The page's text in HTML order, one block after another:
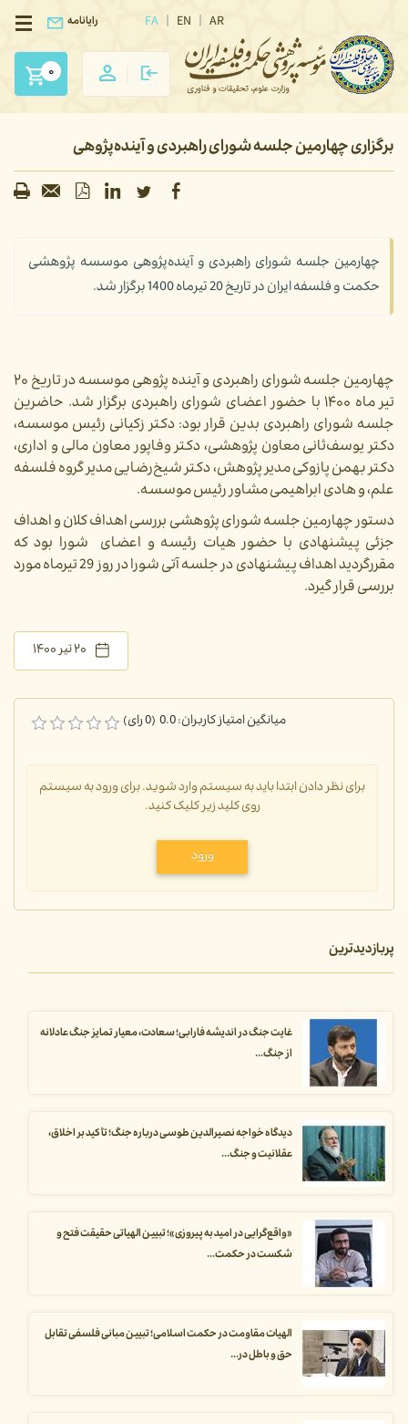
FA EN AR رایانامه
0
برگزاری چهارمین جلسه شورای راهبردی و آینده‌پژوهی
چهارمین جلسه شورای راهبردی و آینده‌پژوهی موسسه پژوهشی
حکمت و فلسفه ایران در تاریخ 20 تیرماه 1400 برگزار شد.
چهارمین جلسه شورای راهبردی و آینده پژوهی موسسه در تاریخ ۲۰
تیر ماه ۱۴۰۰ با حضور اعضای شورای راهبردی برگزار شد. حاضرین
جلسه شورای راهبردی بدین قرار بود: دکتر زکیانی رئیس موسسه،
دکتر یوسف‌ثانی معاون پژوهشی، دکتر وفاپور معاون مالی و اداری،
دکتر بهمن پازوکی مدیر پژوهش، دکتر شیخ‌رضایی مدیر گروه فلسفه
علم، و هادی ابراهیمی مشاور رئیس موسسه.
دستور چهارمین جلسه شورای پژوهشی بررسی اهداف کلان و اهداف
جزئی پیشنهادی با حضور هیات رئیسه و اعضای شورا بود که
مقررگردید اهداف پیشنهادی در جلسه آتی شورا در روز 29 تیرماه مورد
بررسی قرار گیرد.
۲۰ تیر ۱۴۰۰
میانگین امتیاز کاربران: 0.0 (0 رای)
برای نظر دادن ابتدا باید به سیستم وارد شوید. برای ورود به سیستم
روی کلید زیر کلیک کنید.
ورود
پربازدیدترین
غایت جنگ در اندیشه فارابی؛ سعادت، معیار تمایز جنگ عادلانه
از جنگ...
دیدگاه خواجه نصیرالدین طوسی درباره جنگ؛ تأکید بر اخلاق،
عقلانیت و جنگ...
«واقع‌گرایی در امید به پیروزی»؛ تبیین الهیاتی حقیقت فتح و
شکست در حکمت...
الهیات مقاومت در حکمت اسلامی؛ تبیین مبانی فلسفی تقابل
حق و باطل در...